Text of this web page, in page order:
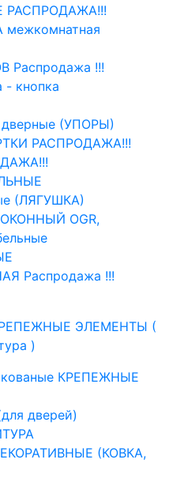
РАСПРОДАЖА!!!
Распродажа !!!
- кнопка
(УПОРЫ)
РАСПРОДАЖА!!!
(ЛЯГУШКА)
OGR,
Распродажа !!!
ЭЛЕМЕНТЫ (
)
КРЕПЕЖНЫЕ
дверей)
(КОВКА,